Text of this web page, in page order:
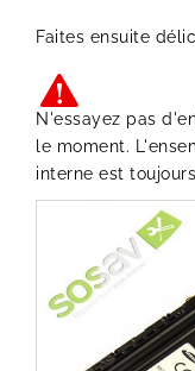
Faites ensuite
N'essayez pas
le moment.
interne est